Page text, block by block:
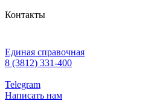
Контакты
Единая справочная
8 (3812) 331-400
Telegram
Написать нам